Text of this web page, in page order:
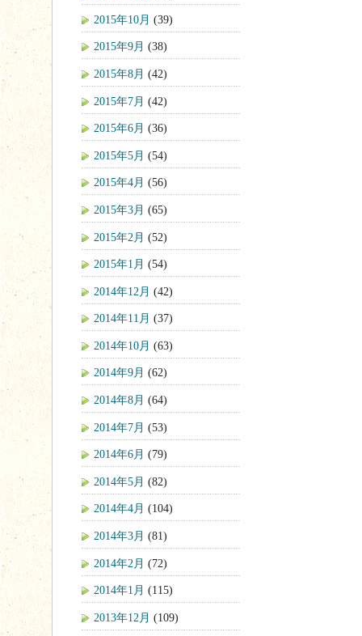
2015年10月 (39)
2015年9月 (38)
2015年8月 (42)
2015年7月 (42)
2015年6月 (36)
2015年5月 (54)
2015年4月 (56)
2015年3月 (65)
2015年2月 (52)
2015年1月 (54)
2014年12月 (42)
2014年11月 (37)
2014年10月 (63)
2014年9月 (62)
2014年8月 (64)
2014年7月 (53)
2014年6月 (79)
2014年5月 (82)
2014年4月 (104)
2014年3月 (81)
2014年2月 (72)
2014年1月 (115)
2013年12月 (109)